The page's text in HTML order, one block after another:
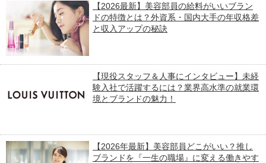
【2026最新】美容部員の給料がいいブラン
ドの特徴とは？外資系・国内大手の年収格差
と収入アップの秘訣
【現役スタッフ＆人事にインタビュー】未経
験入社で活躍するには？業界高水準の就業環
境とブランドの魅力！
【2026年最新】美容部員どこがいい？推し
ブランドを『一生の職場』に変える働きやす